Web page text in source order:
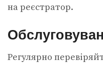
на реєстратор.
Регулярно